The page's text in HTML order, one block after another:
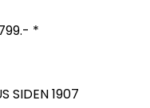
*
SIDEN 1907